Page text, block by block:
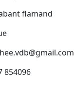
flamand
854096